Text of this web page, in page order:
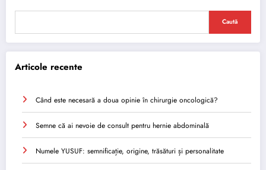
Caută
Articole recente
Când este necesară a doua opinie în chirurgie oncologică?
Semne că ai nevoie de consult pentru hernie abdominală
Numele YUSUF: semnificație, origine, trăsături și personalitate